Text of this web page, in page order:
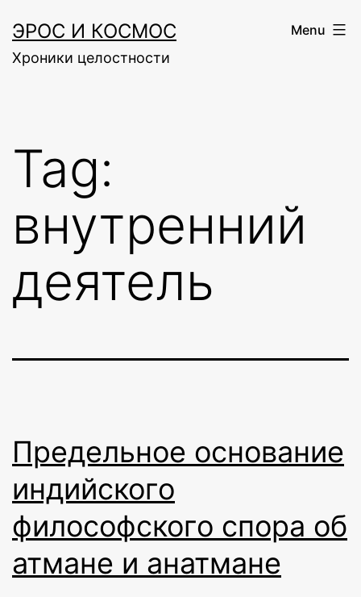
to
content
ЭРОС И КОСМОС
Хроники целостности
Menu
Tag:
внутренний
деятель
Предельное основание
индийского
философского спора об
атмане и анатмане